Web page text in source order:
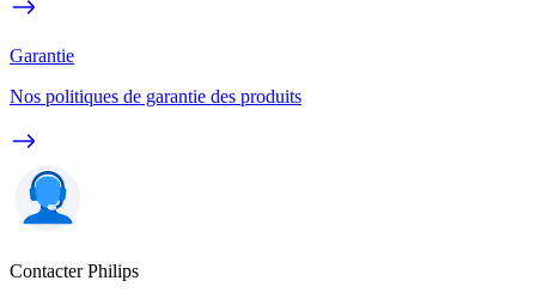
Garantie
Nos politiques de garantie des produits
Contacter Philips